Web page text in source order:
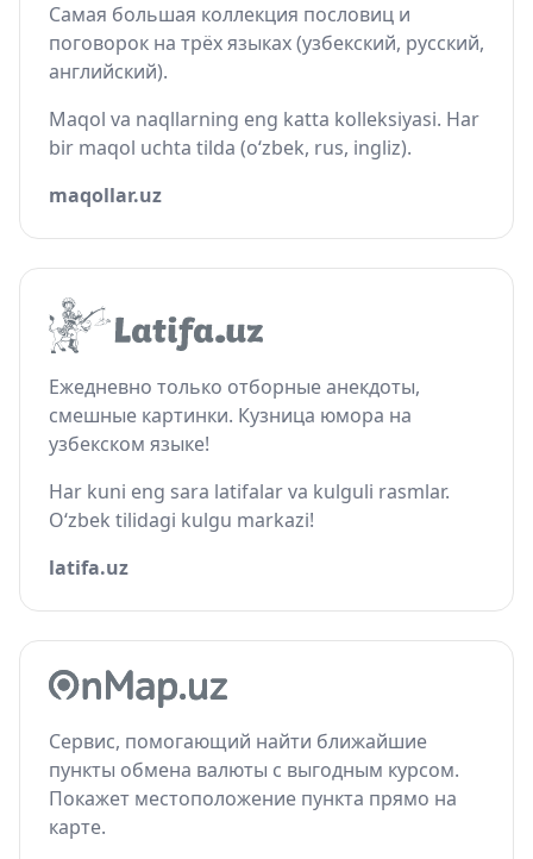
Самая большая коллекция пословиц и
поговорок на трёх языках (узбекский, русский,
английский).
Maqol va naqllarning eng katta kolleksiyasi. Har
bir maqol uchta tilda (o‘zbek, rus, ingliz).
maqollar.uz
Ежедневно только отборные анекдоты,
смешные картинки. Кузница юмора на
узбекском языке!
Har kuni eng sara latifalar va kulguli rasmlar.
O‘zbek tilidagi kulgu markazi!
latifa.uz
Сервис, помогающий найти ближайшие
пункты обмена валюты с выгодным курсом.
Покажет местоположение пункта прямо на
карте.